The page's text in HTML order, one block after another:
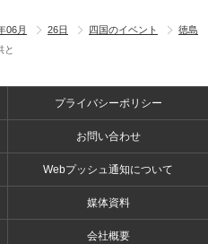
06月 26日 四国のイベント
徳島
と
プライバシーポリシー
お問い合わせ
Webプッシュ通知について
媒体資料
会社概要